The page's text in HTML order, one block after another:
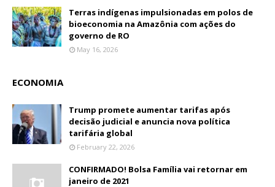
Terras indígenas impulsionadas em polos de
bioeconomia na Amazônia com ações do
governo de RO
May 16, 2026
ECONOMIA
Trump promete aumentar tarifas após
decisão judicial e anuncia nova política
tarifária global
February 22, 2026
CONFIRMADO! Bolsa Família vai retornar em
janeiro de 2021